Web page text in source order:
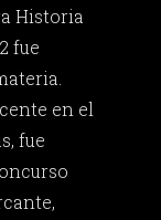
Historia
fue
en el
fue